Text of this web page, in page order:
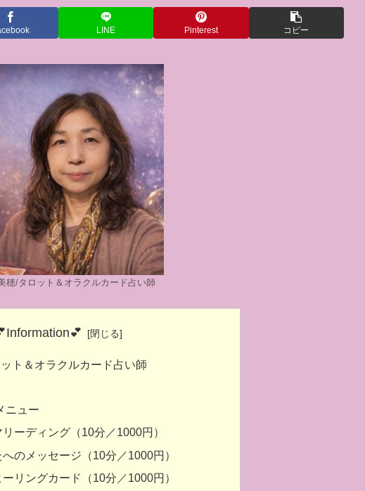
LINE Pinterest コピー
穂/タロット＆オラクルカード占い師
ト＆オラクルカード占い師
ニュー
ーディング（10分／1000円）
のメッセージ（10分／1000円）
リングカード（10分／1000円）